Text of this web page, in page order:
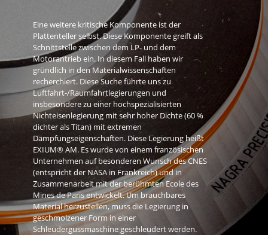
Eine weitere kritische Komponente ist der
Plattenteller selbst. Diese Komponente greift als
Schnittstelle zwischen dem LP- und dem
Motorantrieb ein. In diesem Fall haben wir
gründlich in den Materialwissenschaften
recherchiert. Diese Suche führte uns zu
Luftfahrt-/Raumfahrtlegierungen und
insbesondere zu einer hochspezialisierten
Nichteisenlegierung mit sehr hoher Dichte (60 %
dichter als Titan) mit extremen
Dämpfungseigenschaften. Diese Legierung heißt
EXIUM® AM. Es wurde von einem französischen
Unternehmen auf besonderen Wunsch des CNES
(entspricht der NASA in Frankreich) und in
Zusammenarbeit mit der berühmten Ecole des
Mines de Paris entwickelt. Um brauchbares
Material herzustellen, muss die Legierung in
geschmolzener Form in einer
Schleudergussmaschine geschleudert werden.